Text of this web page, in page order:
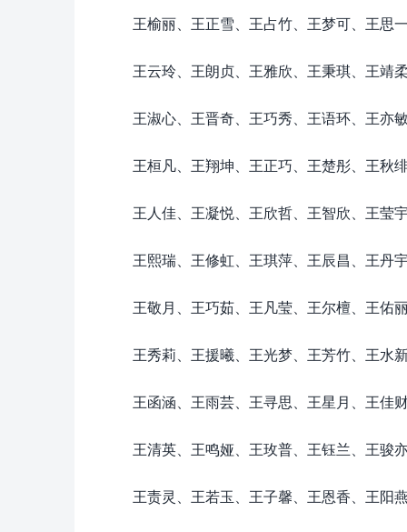
王榆丽、王正雪、王占竹、王梦可、王思一
王云玲、王朗贞、王雅欣、王秉琪、王靖柔
王淑心、王晋奇、王巧秀、王语环、王亦敏
王桓凡、王翔坤、王正巧、王楚彤、王秋绯
王人佳、王凝悦、王欣哲、王智欣、王莹宇
王熙瑞、王修虹、王琪萍、王辰昌、王丹宇
王敬月、王巧茹、王凡莹、王尔檀、王佑丽
王秀莉、王援曦、王光梦、王芳竹、王水新
王函涵、王雨芸、王寻思、王星月、王佳财
王清英、王鸣娅、王玫普、王钰兰、王骏亦
王责灵、王若玉、王子馨、王恩香、王阳燕